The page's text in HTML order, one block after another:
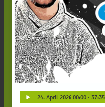
play_arrow 24. April 2026 00:00 · 37:35